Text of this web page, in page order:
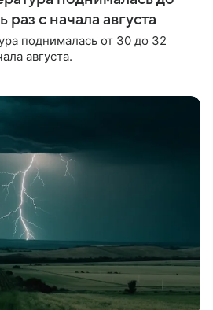
раз с начала августа
поднималась от 30 до 32
августа.